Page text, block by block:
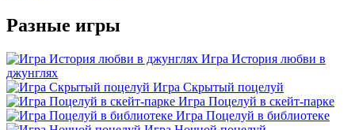
Разные игры
Игра История любви в
джунглях
Игра Скрытый поцелуй
Игра Поцелуй в скейт-парке
Игра Поцелуй в библиотеке